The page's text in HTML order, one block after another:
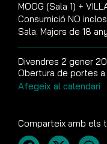
MOOG (Sala 1) +
Consumició NO
Sala. Majors de 18
Divendres 2 gener
Obertura de portes
Afegeix al calendari
Comparteix amb els